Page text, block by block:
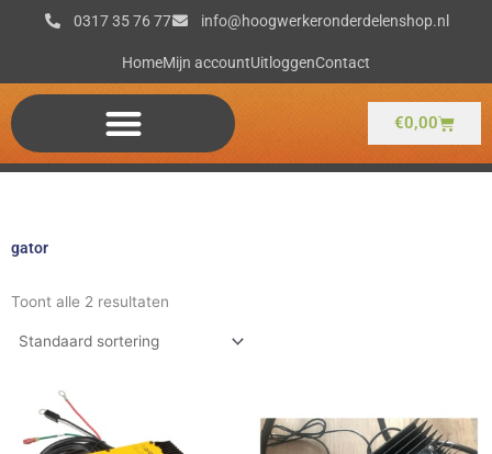
inhoud
0317 35 76 77 info@hoogwerkeronderdelenshop.nl
HomeMijn accountUitloggenContact
€0,00
gator
Toont alle 2 resultaten